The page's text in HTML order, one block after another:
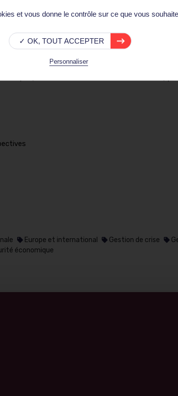
et nouveaux risques pour les espaces publics
(réseaux sociaux, CSU, LAPI, drones, IA)
Europe et international Gestion de crise
économique
et vous donne le contrôle sur ce que vous
✓ OK, TOUT ACCEPTER
Personnaliser